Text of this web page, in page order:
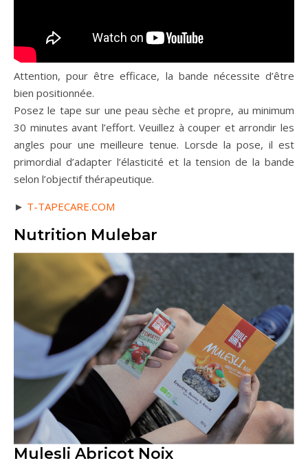
Attention, pour être efficace, la bande nécessite d’être
bien positionnée.
Posez le tape sur une peau sèche et propre, au minimum
30 minutes avant l’effort. Veuillez à couper et arrondir les
angles pour une meilleure tenue. Lorsde la pose, il est
primordial d’adapter l’élasticité et la tension de la bande
selon l’objectif thérapeutique.
► T-TAPECARE.COM
Nutrition Mulebar
Mulesli Abricot Noix